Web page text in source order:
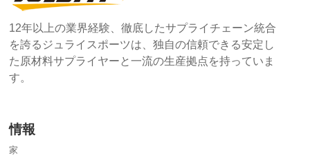
12年以上の業界経験、徹底したサプライチェーン統合
を誇るジュライスポーツは、独自の信頼できる安定し
た原材料サプライヤーと一流の生産拠点を持っていま
す。
情報
家